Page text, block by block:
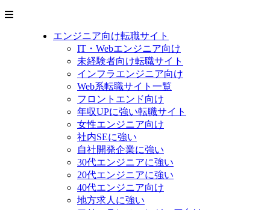
エンジニア向け転職サイト
IT・Webエンジニア向け
未経験者向け転職サイト
インフラエンジニア向け
Web系転職サイト一覧
フロントエンド向け
年収UPに強い転職サイト
女性エンジニア向け
社内SEに強い
自社開発企業に強い
30代エンジニアに強い
20代エンジニアに強い
40代エンジニア向け
地方求人に強い